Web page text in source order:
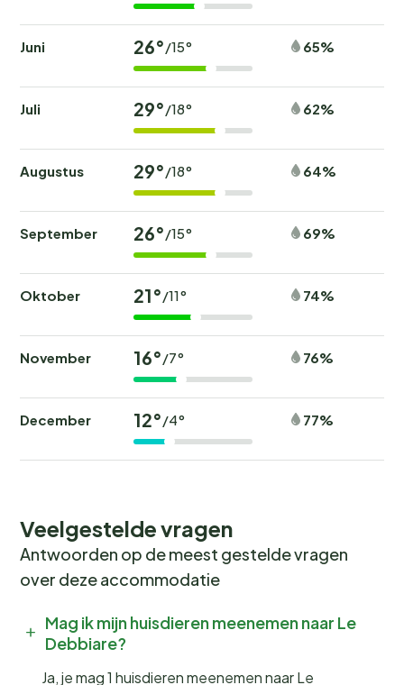
Juni 26°/15° 65%
Juli 29°/18° 62%
Augustus 29°/18° 64%
September 26°/15° 69%
Oktober 21°/11° 74%
November 16°/7° 76%
December 12°/4° 77%
Veelgestelde vragen
Antwoorden op de meest gestelde vragen
over deze accommodatie
Mag ik mijn huisdieren meenemen naar Le
Debbiare?
Ja, je mag 1 huisdieren meenemen naar Le